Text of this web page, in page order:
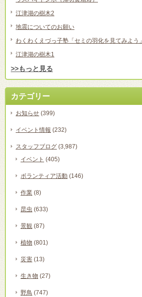
江津湖の樹木2
地震についてのお願い
わくわくえづっ子塾「セミの羽化を見てみよう」
江津湖の樹木1
>>もっと見る
カテゴリー
お知らせ (399)
イベント情報 (232)
スタッフブログ (3,987)
イベント (405)
ボランティア活動 (146)
作業 (8)
昆虫 (633)
景観 (87)
植物 (801)
災害 (13)
生き物 (27)
野鳥 (747)